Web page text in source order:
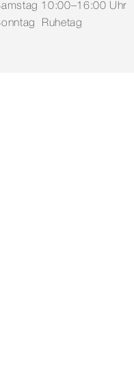
10:00–16:00 Uhr
Ruhetag